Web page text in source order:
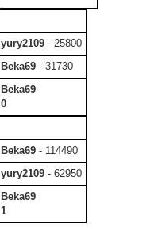
yury2109 - 25800
Beka69 - 31730
Beka69
0
Beka69 - 114490
yury2109 - 62950
Beka69
1